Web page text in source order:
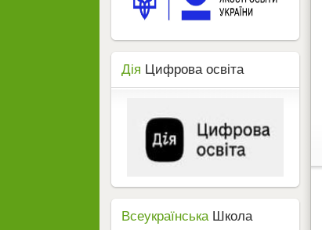
Дія Цифрова освіта
ВсеукраїнськаШкола